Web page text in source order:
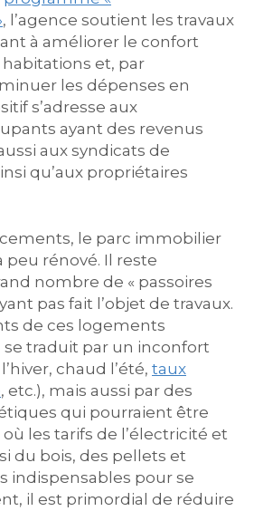
, l’agence soutient les travaux
à améliorer le confort
et, par
les dépenses en
s’adresse aux
ayant des revenus
aux syndicats de
qu’aux propriétaires
le parc immobilier
peu rénové. Il reste
nombre de « passoires
pas fait l’objet de travaux.
de ces logements
se traduit par un inconfort
chaud l’été, taux
, etc.), mais aussi par des
qui pourraient être
où les tarifs de l’électricité et
du bois, des pellets et
indispensables pour se
il est primordial de réduire